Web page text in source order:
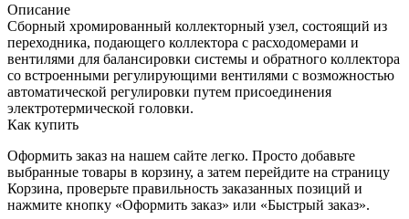
Описание
Сборный хромированный коллекторный узел, состоящий из
переходника, подающего коллектора с расходомерами и
вентилями для балансировки системы и обратного коллектора
со встроенными регулирующими вентилями с возможностью
автоматической регулировки путем присоединения
электротермической головки.
Как купить
Оформить заказ на нашем сайте легко. Просто добавьте
выбранные товары в корзину, а затем перейдите на страницу
Корзина, проверьте правильность заказанных позиций и
нажмите кнопку «Оформить заказ» или «Быстрый заказ».